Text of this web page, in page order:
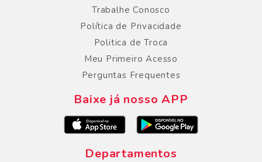
Trabalhe Conosco
Política de Privacidade
Politica de Troca
Meu Primeiro Acesso
Perguntas Frequentes
Baixe já nosso APP
Departamentos